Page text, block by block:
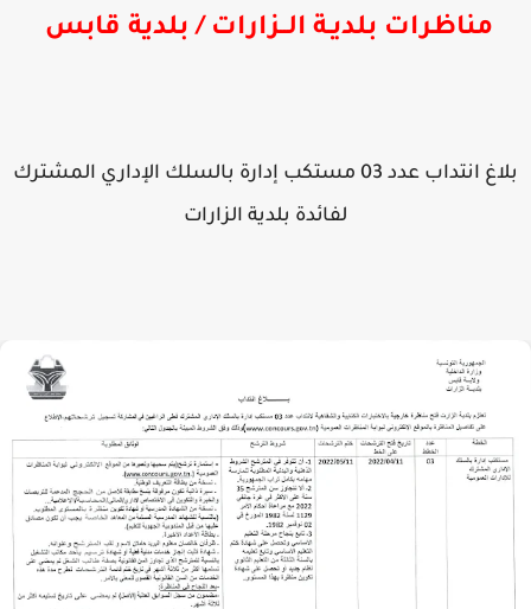
مناظرات بلديـة الــزارات / بلدية قابس
بلاغ انتداب عدد 03 مستكب إدارة بالسلك الإداري المشترك
لفائدة بلدية الزارات